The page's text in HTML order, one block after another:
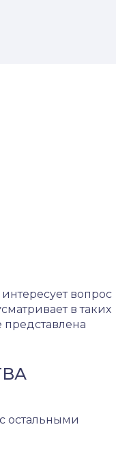
вопрос
в таких
остальными